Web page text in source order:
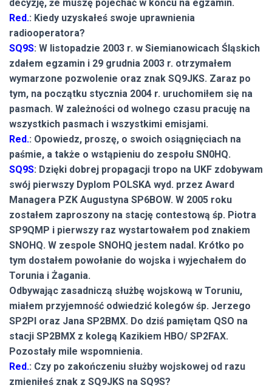
decyzję, że muszę pojechać w końcu na egzamin.
Red.: Kiedy uzyskałeś swoje uprawnienia
radiooperatora?
SQ9S: W listopadzie 2003 r. w Siemianowicach Śląskich
zdałem egzamin i 29 grudnia 2003 r. otrzymałem
wymarzone pozwolenie oraz znak SQ9JKS. Zaraz po
tym, na początku stycznia 2004 r. uruchomiłem się na
pasmach. W zależności od wolnego czasu pracuję na
wszystkich pasmach i wszystkimi emisjami.
Red.: Opowiedz, proszę, o swoich osiągnięciach na
paśmie, a także o wstąpieniu do zespołu SN0HQ.
SQ9S: Dzięki dobrej propagacji tropo na UKF zdobywam
swój pierwszy Dyplom POLSKA wyd. przez Award
Managera PZK Augustyna SP6BOW. W 2005 roku
zostałem zaproszony na stację contestową śp. Piotra
SP9QMP i pierwszy raz wystartowałem pod znakiem
SNOHQ. W zespole SNOHQ jestem nadal. Krótko po
tym dostałem powołanie do wojska i wyjechałem do
Torunia i Żagania.
Odbywając zasadniczą służbę wojskową w Toruniu,
miałem przyjemność odwiedzić kolegów śp. Jerzego
SP2PI oraz Jana SP2BMX. Do dziś pamiętam QSO na
stacji SP2BMX z kolegą Kazikiem HBO/ SP2FAX.
Pozostały mile wspomnienia.
Red.: Czy po zakończeniu służby wojskowej od razu
zmieniłeś znak z SQ9JKS na SQ9S?